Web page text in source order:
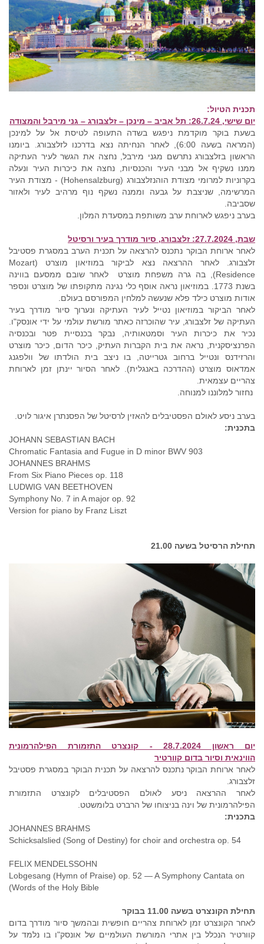
תכנית הטיול:
יום שישי, 26.7.24: תל אביב – מינכן – זלצבורג – גני מירבל והמצודה
בשעת בוקר מוקדמת ניפגש בשדה התעופה לטיסת אל על למינכן
(המראה בשעה 6:00), לאחר הנחיתה נצא בדרכנו לזלצבורג. ביומנו
הראשון בזלצבורג נתרשם מגני מירבל, נחצה את הגשר לעיר העתיקה
ממנו נשקיף אל מבני העיר והכנסיות, נחצה את כיכרות העיר ונעלה
בקרוניות למרומי מצודת הוהנזלצבורג (Hohensalzburg) - מצודת העיר
המרשימה, שניצבת על גבעה וממנה נשקף נוף מרהיב לעיר ולאזור
שסביבה.
בערב ניפגש לארוחת ערב משותפת במסעדת המלון.
שבת, 27.7.2024: זלצבורג, סיור מודרך בעיר ורסיטל
לאחר ארוחת הבוקר נתכנס להרצאה על תכנית הערב במסגרת פסטיבל
זלצבורג. לאחר ההרצאה נצא לביקור במוזיאון מוצרט (Mozart
Residence), בה גרה משפחת מוצרט לאחר שובם ממסעם בווינה
בשנת 1773. במוזיאון נראה אוסף כלי נגינה מתקופתו של מוצרט ונספר
אודות מוצרט כילד פלא שנעשה למלחין המפורסם בעולם.
לאחר הביקור במוזיאון נטייל לעיר העתיקה ונערוך סיור מודרך בעיר
העתיקה של זלצבורג, עיר שהוכרזה כאתר מורשת עולמי על ידי אונסק"ו.
נכיר את כיכרות העיר וסמטאותיה, נבקר בכנסיית פטר ובכנסיה
הפרנציסקנית, נראה את בית הקברות העתיק, כיכר הדום, כיכר מוצרט
והרזידנס ונטייל ברחוב גטרייטה, בו ניצב בית הולדתו של וולפגנג
אמדאוס מוצרט (ההדרכה באנגלית). לאחר הסיור יינתן זמן לארוחת
צהריים עצמאית.
נחזור למלוננו למנוחה.
בערב ניסע לאולם הפסטיבלים להאזין לרסיטל של הפסנתרן איגור לויט.
בתכנית:
JOHANN SEBASTIAN BACH
Chromatic Fantasia and Fugue in D minor BWV 903
JOHANNES BRAHMS
From Six Piano Pieces op. 118
LUDWIG VAN BEETHOVEN
Symphony No. 7 in A major op. 92
Version for piano by Franz Liszt
תחילת הרסיטל בשעה 21.00
יום ראשון 28.7.2024 - קונצרט התזמורת הפילהרמונית
הווינאית וסיור בדום קוורטיר
לאחר ארוחת הבוקר נתכנס להרצאה על תכנית הבוקר במסגרת פסטיבל
זלצבורג.
לאחר ההרצאה ניסע לאולם הפסטיבלים לקונצרט התזמורת
הפילהרמונית של וינה בניצוחו של הרברט בלומשטט.
בתכנית:
JOHANNES BRAHMS
Schicksalslied (Song of Destiny) for choir and orchestra op. 54
FELIX MENDELSSOHN
Lobgesang (Hymn of Praise) op. 52 — A Symphony Cantata on
Words of the Holy Bible)
תחילת הקונצרט בשעה 11.00 בבוקר
לאחר הקונצרט זמן לארוחת צהריים חופשית ובהמשך סיור מודרך בדום
קוורטיר הנכלל בין אתרי המורשת העולמיים של אונסק"ו בו נלמד על